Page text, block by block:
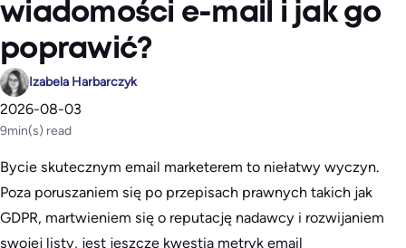
wiadomości e-mail i jak go
poprawić?
Izabela Harbarczyk
2026-08-03
9min(s) read
Bycie skutecznym email marketerem to niełatwy wyczyn.
Poza poruszaniem się po przepisach prawnych takich jak
GDPR, martwieniem się o reputację nadawcy i rozwijaniem
swojej listy, jest jeszcze kwestia metryk email